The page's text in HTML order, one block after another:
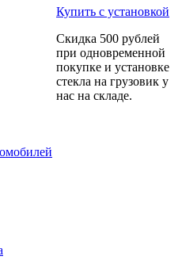
Купить с установкой
Скидка 500 рублей
при одновременной
покупке и установке
стекла на грузовик у
нас на складе.